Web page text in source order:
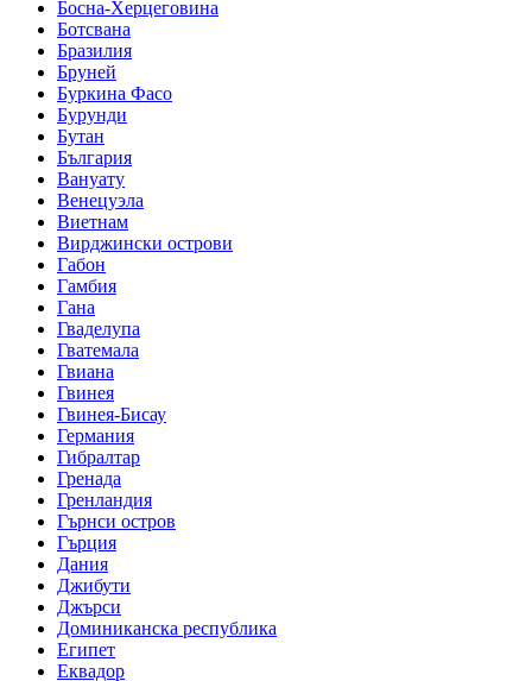
Босна-Херцеговина
Ботсвана
Бразилия
Бруней
Буркина Фасо
Бурунди
Бутан
България
Вануату
Венецуэла
Виетнам
Вирджински острови
Габон
Гамбия
Гана
Гваделупа
Гватемала
Гвиана
Гвинея
Гвинея-Бисау
Германия
Гибралтар
Гренада
Гренландия
Гърнси остров
Гърция
Дания
Джибути
Джърси
Доминиканска республика
Египет
Еквадор